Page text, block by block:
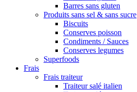
Barres sans gluten
Produits sans sel & sans sucre
Biscuits
Conserves poisson
Condiments / Sauces
Conserves legumes
Superfoods
Frais
Frais traiteur
Traiteur salé italien